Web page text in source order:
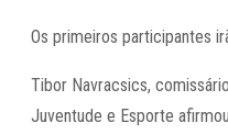
Os primeiros participantes
Tibor Navracsics,
Juventude e Esporte